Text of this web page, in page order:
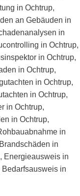
in Ochtrup,
an Gebäuden in
in
in Ochtrup,
in Ochtrup,
in Ochtrup,
in Ochtrup,
in Ochtrup,
in Ochtrup,
in Ochtrup,
in
in
Energieausweis in
in